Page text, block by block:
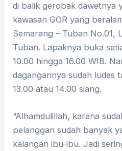
di balik gerobak dawetnya
kawasan GOR yang
Semarang – Tuban No.01,
Tuban. Lapaknya buka
10.00 hingga 16.00 WIB.
dagangannya sudah ludes
13.00 atau 14.00 siang.
“Alhamdulillah, karena
pelanggan sudah banyak
kalangan ibu-ibu. Jadi